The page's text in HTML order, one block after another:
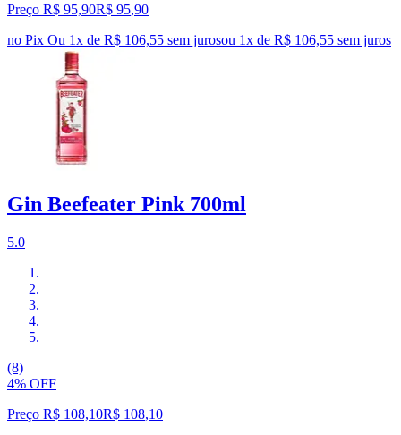
Preço R$ 95,90R$ 95,90
no Pix Ou 1x de R$ 106,55 sem jurosou 1x de R$ 106,55 sem juros
Gin Beefeater Pink 700ml
5.0
(8)
4% OFF
Preço R$ 108,10R$ 108,10